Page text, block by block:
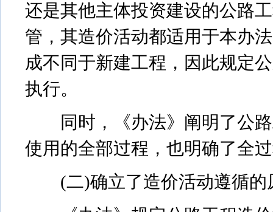
还是其他主体投资建设的公路
管，其造价活动都适用于本办
成不同于新建工程，因此规定
执行。
同时，《办法》阐明了公路
使用的全部过程，也明确了全
(二)确立了造价活动遵循的